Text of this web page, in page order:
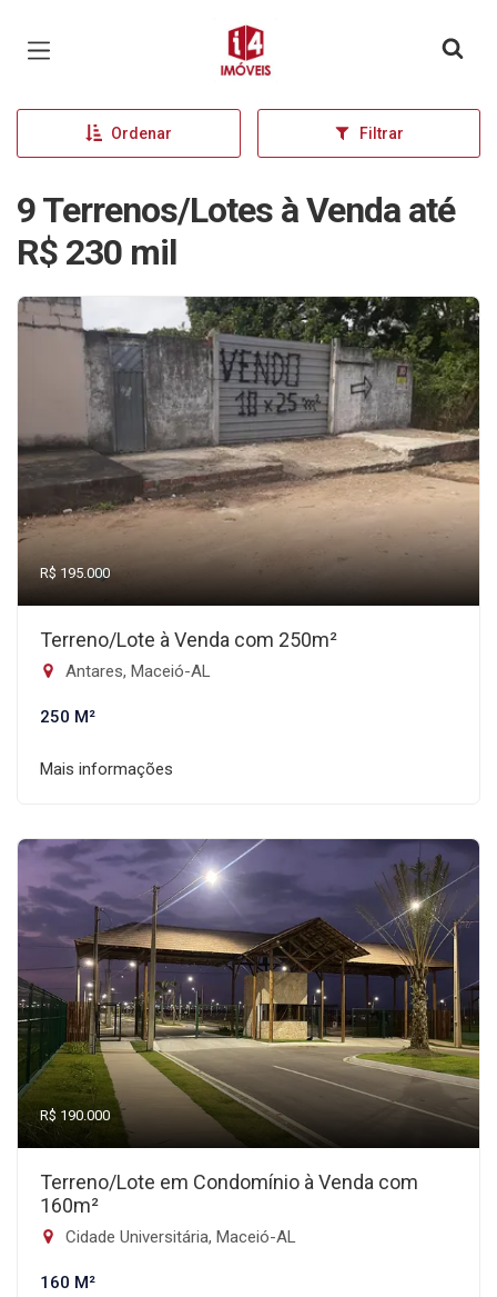
Página inicial
Ordenar Filtrar
9 Terrenos/Lotes à Venda até
R$ 230 mil
R$ 195.000
Terreno/Lote à Venda com 250m²
Antares, Maceió-AL
250 M²
Mais informações
R$ 190.000
Terreno/Lote em Condomínio à Venda com
160m²
Cidade Universitária, Maceió-AL
160 M²